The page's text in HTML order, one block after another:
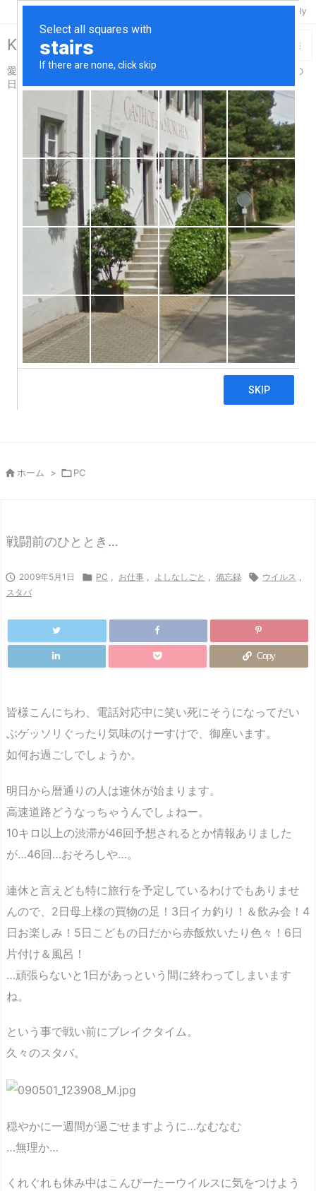
Keisuke-Remix>R18
愛車スカイライン＆コペンと温泉と酒と烏賊釣り触手吸盤プレイの
日々…for Adults仕様


メニュ
サイド

前へ

次へ

Feedly
 ホーム > PC
戦闘前のひととき…
 2009年5月1日  PC , お仕事 , よしなしごと , 備忘録  ウイルス ,
スタバ
Copy
皆様こんにちわ、電話対応中に笑い死にそうになってだい
ぶゲッソリぐったり気味のけーすけで、御座います。
如何お過ごしでしょうか。
明日から暦通りの人は連休が始まります。
高速道路どうなっちゃうんでしょねー。
10キロ以上の渋滞が46回予想されるとか情報ありました
が…46回…おそろしや…。
連休と言えども特に旅行を予定しているわけでもありませ
んので、2日母上様の買物の足！3日イカ釣り！＆飲み会！4
日お楽しみ！5日こどもの日だから赤飯炊いたり色々！6日
片付け＆風呂！
…頑張らないと1日があっという間に終わってしまいます
ね。
という事で戦い前にブレイクタイム。
久々のスタバ。
穏やかに一週間が過ごせますように…なむなむ
…無理か…
くれぐれも休み中はこんぴーたーウイルスに気をつけよう